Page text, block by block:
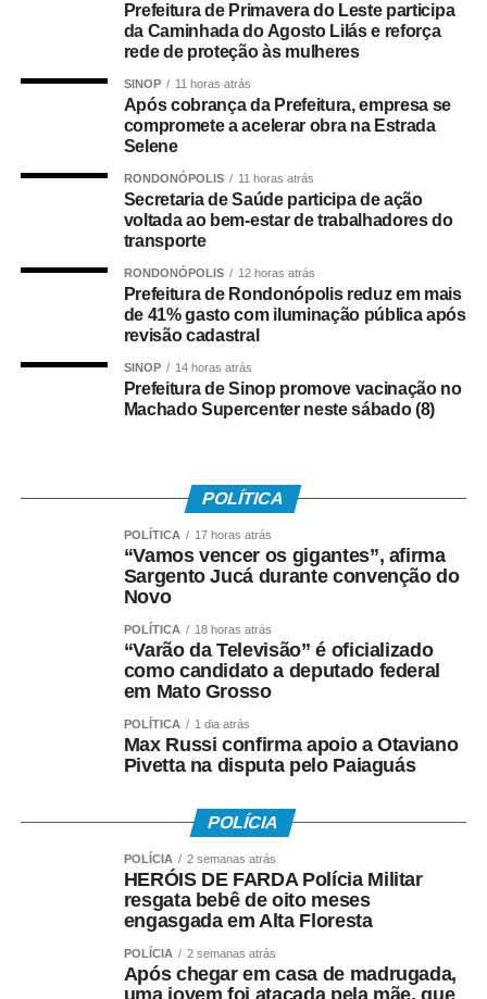
Municipal, garantindo transparência e permitindo que a
população acompanhe as discussões e votações
realizadas pelo Legislativo.
O retorno das atividades marca o início de um novo
período de deliberações no Parlamento Municipal, com a
continuidade da apreciação de matérias e debates
voltados ao desenvolvimento de Várzea Grande.
COMENTE ABAIXO:
WhatsApp
Facebook
Twitter
Messenger
LinkedIn
Share
Prefeitura de Primavera do Leste participa
da Caminhada do Agosto Lilás e reforça
rede de proteção às mulheres
SINOP 11 horas atrás
Após cobrança da Prefeitura, empresa se
compromete a acelerar obra na Estrada
Selene
RONDONÓPOLIS 11 horas atrás
Secretaria de Saúde participa de ação
voltada ao bem-estar de trabalhadores do
transporte
RONDONÓPOLIS 12 horas atrás
Prefeitura de Rondonópolis reduz em mais
de 41% gasto com iluminação pública após
revisão cadastral
SINOP 14 horas atrás
Prefeitura de Sinop promove vacinação no
Machado Supercenter neste sábado (8)
POLÍTICA
POLÍTICA 17 horas atrás
“Vamos vencer os gigantes”, afirma
Sargento Jucá durante convenção do
Novo
POLÍTICA 18 horas atrás
“Varão da Televisão” é oficializado
como candidato a deputado federal
em Mato Grosso
POLÍTICA 1 dia atrás
Max Russi confirma apoio a Otaviano
Pivetta na disputa pelo Paiaguás
POLÍCIA
POLÍCIA 2 semanas atrás
HERÓIS DE FARDA Polícia Militar
resgata bebê de oito meses
engasgada em Alta Floresta
POLÍCIA 2 semanas atrás
Após chegar em casa de madrugada,